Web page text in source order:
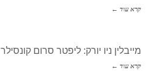
קרא עוד ←
מייבלין ניו יורק: ליפטר סרום קונסילר
קרא עוד ←